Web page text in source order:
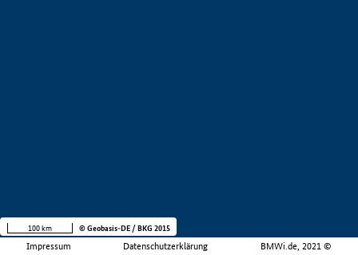
Impressum Datenschutzerklärung BMWi.de, 2021 ©
100 km © Geobasis-DE / BKG 2015